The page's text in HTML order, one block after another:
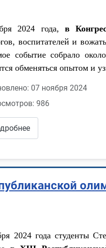
2024 года, в
воспитателей и
событие собрало
обменяться опытом и
07 ноября 2024
986
2024 года студенты